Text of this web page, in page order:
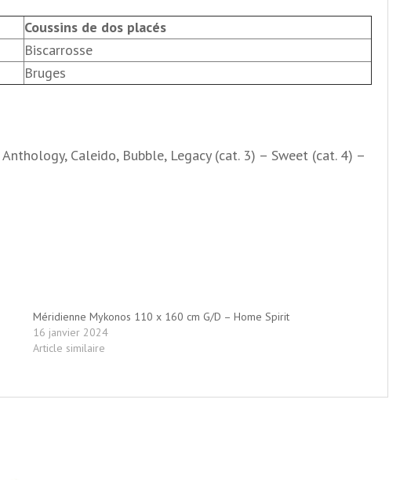
Coussins de dos placés
Biscarrosse
Bruges
Caleido, Bubble, Legacy (cat. 3) – Sweet (cat. 4) –
Méridienne Mykonos 110 x 160 cm G/D – Home Spirit
16 janvier 2024
Article similaire